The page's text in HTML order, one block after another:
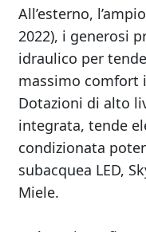
All’esterno,
2022), i generosi
idraulico per
massimo comfort
Dotazioni di alto
integrata, tende
condizionata
subacquea LED,
Miele.